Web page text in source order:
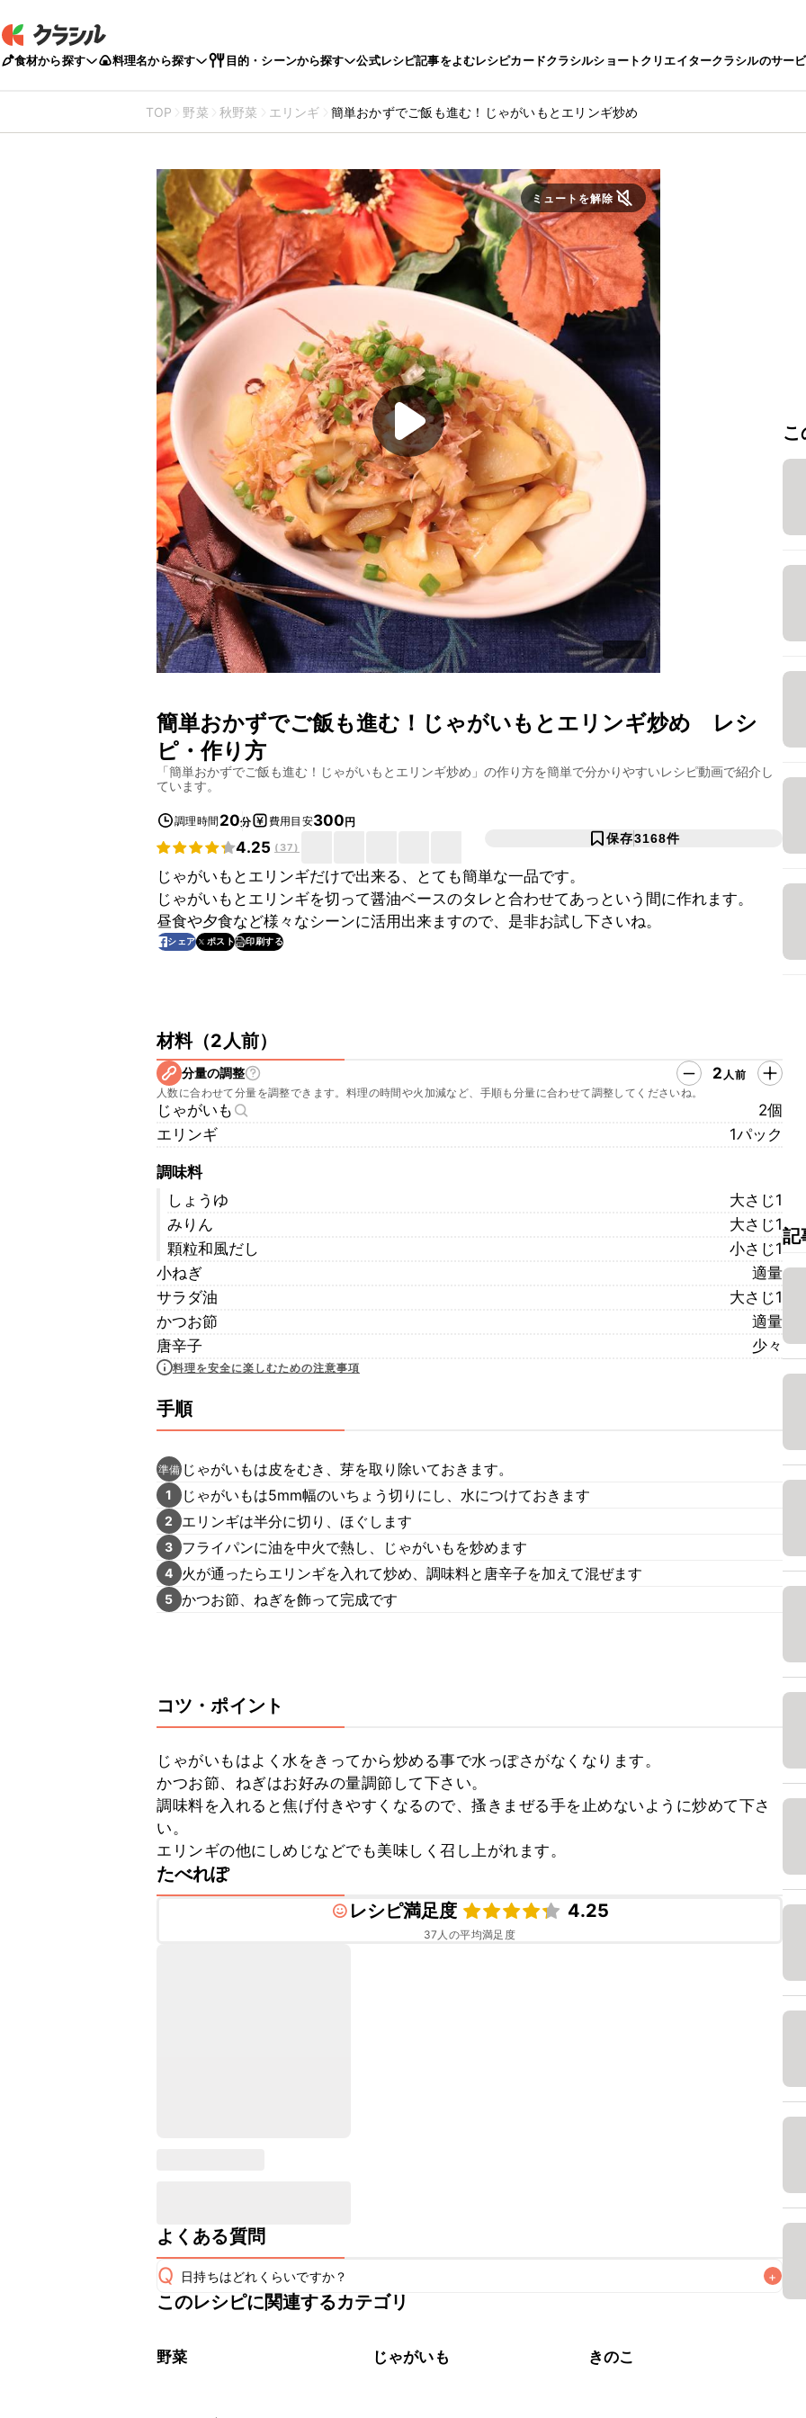
食材から探す 料理名から探す 目的・シーンから探す 公式レシピ記事をよむレシピカードクラシルショートクリエイタークラシルのサー
TOP 野菜 秋野菜 エリンギ 簡単おかずでご飯も進む！じゃがいもとエリンギ炒め
ミュートを解除
簡単おかずでご飯も進む！じゃがいもとエリンギ炒め レシ
ピ・作り方
「簡単おかずでご飯も進む！じゃがいもとエリンギ炒め 」の作り方を簡単で分かりやすいレシピ動画で紹介し
ています。
調理時間 20分 費用目安300円
4.25 ( 37)
保存3168件
じゃがいもとエリンギだけで出来る、とても簡単な一品です。
じゃがいもとエリンギを切って醤油ベースのタレと合わせてあっという間に作れます。
昼食や夕食など様々なシーンに活用出来ますので、是非お試し下さいね。
シェア ポスト 印刷する
材料（2人前）
分量の調整 2 人前
人数に合わせて分量を調整できます。料理の時間や火加減など、手順も分量に合わせて調整してくださいね。
じゃがいも
2個
エリンギ
1パック
調味料
しょうゆ
大さじ1
みりん
大さじ1
顆粒和風だし
小さじ1
小ねぎ
適量
サラダ油
大さじ1
かつお節
適量
唐辛子
少々
料理を安全に楽しむための注意事項
手順
準備 じゃがいもは皮をむき、芽を取り除いておきます。
1 じゃがいもは5mm幅のいちょう切りにし、水につけておきます
2 エリンギは半分に切り、ほぐします
3 フライパンに油を中火で熱し、じゃがいもを炒めます
4 火が通ったらエリンギを入れて炒め、調味料と唐辛子を加えて混ぜます
5 かつお節、ねぎを飾って完成です
コツ・ポイント
じゃがいもはよく水をきってから炒める事で水っぽさがなくなります。
かつお節、ねぎはお好みの量調節して下さい。
調味料を入れると焦げ付きやすくなるので、搔きまぜる手を止めないように炒めて下さ
い。
エリンギの他にしめじなどでも美味しく召し上がれます。
たべれぽ
レシピ満足度
4.25
37 人の平均満足度
よくある質問
Q 日持ちはどれくらいですか？ +
保存期間は冷蔵で翌日中が目安です。なるべくお早めにお召し上がりください。
※日持ちは目安です。
このレシピに関連するカテゴリ
野菜 じゃがいも きのこ
記